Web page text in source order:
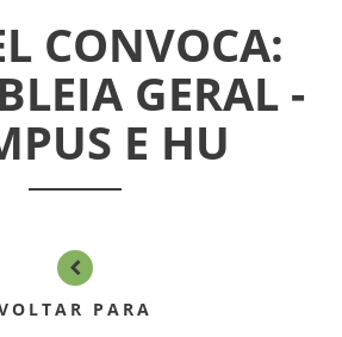
CONVOCA:
GERAL -
E HU
PARA